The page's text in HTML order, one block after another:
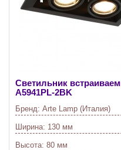
Светильник
A5941PL-2BK
Бренд: Arte Lamp (Италия)
Ширина: 130 мм
Высота: 80 мм